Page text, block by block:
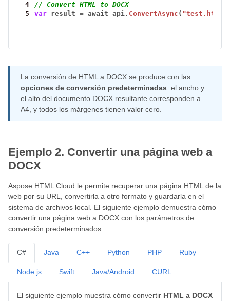
4
// Convert HTML to DOCX
5
var result = await api. ConvertAsync ( "test.html"
La conversión de HTML a DOCX se produce con las
opciones de conversión predeterminadas: el ancho y
el alto del documento DOCX resultante corresponden a
A4, y todos los márgenes tienen valor cero.
Ejemplo 2. Convertir una página web a
DOCX
Aspose.HTML Cloud le permite recuperar una página HTML de la
web por su URL, convertirla a otro formato y guardarla en el
sistema de archivos local. El siguiente ejemplo demuestra cómo
convertir una página web a DOCX con los parámetros de
conversión predeterminados.
C#
El siguiente ejemplo muestra cómo convertir HTML a DOCX
Java C++ Python PHP Ruby
Node.js Swift Java/Android CURL